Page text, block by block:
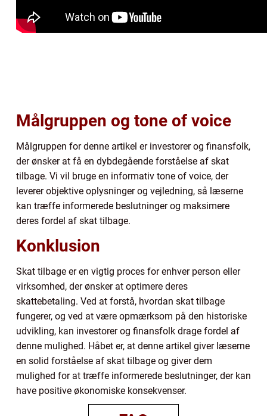
Målgruppen og tone of voice
Målgruppen for denne artikel er investorer og finansfolk,
der ønsker at få en dybdegående forståelse af skat
tilbage. Vi vil bruge en informativ tone of voice, der
leverer objektive oplysninger og vejledning, så læserne
kan træffe informerede beslutninger og maksimere
deres fordel af skat tilbage.
Konklusion
Skat tilbage er en vigtig proces for enhver person eller
virksomhed, der ønsker at optimere deres
skattebetaling. Ved at forstå, hvordan skat tilbage
fungerer, og ved at være opmærksom på den historiske
udvikling, kan investorer og finansfolk drage fordel af
denne mulighed. Håbet er, at denne artikel giver læserne
en solid forståelse af skat tilbage og giver dem
mulighed for at træffe informerede beslutninger, der kan
have positive økonomiske konsekvenser.